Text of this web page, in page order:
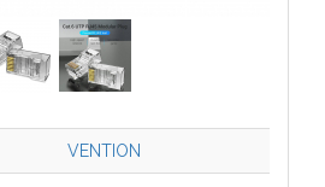
VENTION